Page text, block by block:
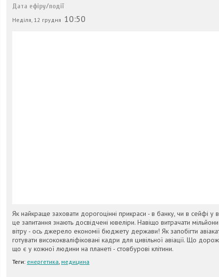
Дата ефіру/події
Неділя, 12 грудня 10:50
Як найкраще заховати дорогоцінні прикраси - в банку, чи в сейфі у
це запитання знають досвідчені ювеліри. Навіщо витрачати
вітру - ось джерело економії бюджету держави! Як запобігти
готувати висококваліфіковані кадри для цивільної авіації. Що
що є у кожної людини на планеті - стовбурові клітини.
Теги: енергетика, медицина